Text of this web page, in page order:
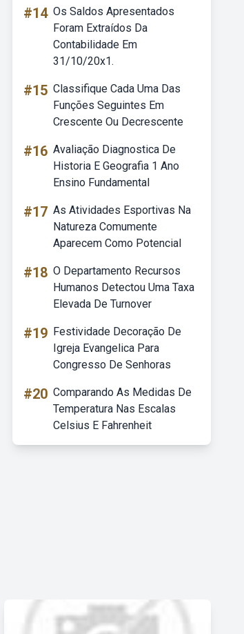
#14 Os Saldos Apresentados
Foram Extraídos Da
Contabilidade Em
31/10/20x1.
#15 Classifique Cada Uma Das
Funções Seguintes Em
Crescente Ou Decrescente
#16 Avaliação Diagnostica De
Historia E Geografia 1 Ano
Ensino Fundamental
#17 As Atividades Esportivas Na
Natureza Comumente
Aparecem Como Potencial
#18 O Departamento Recursos
Humanos Detectou Uma Taxa
Elevada De Turnover
#19 Festividade Decoração De
Igreja Evangelica Para
Congresso De Senhoras
#20 Comparando As Medidas De
Temperatura Nas Escalas
Celsius E Fahrenheit